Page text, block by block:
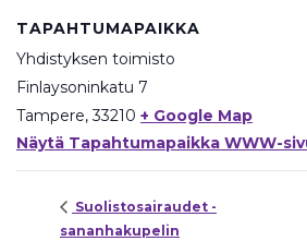
TAPAHTUMAPAIKKA
Yhdistyksen toimisto
Finlaysoninkatu 7
Tampere, 33210 + Google Map
Näytä Tapahtumapaikka WWW-
Suolistosairaudet -
sananhakupelin